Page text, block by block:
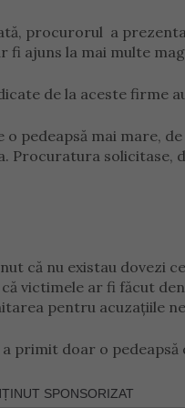
procurorul a
fi ajuns la mai multe
de la aceste firme
o pedeapsă mai mare,
Procuratura solicitase,
că nu existau dovezi
victimele ar fi făcut
pentru acuzațiile
primit doar o pedeapsă